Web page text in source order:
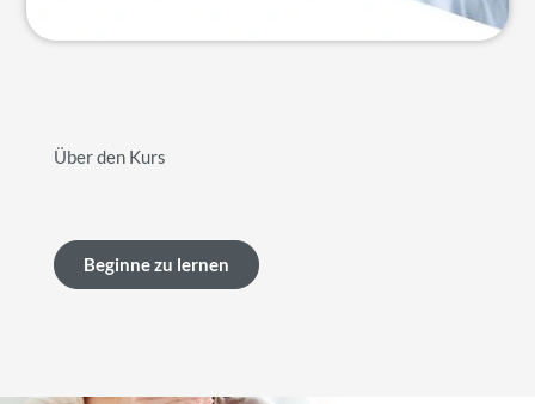
Über den Kurs
Beginne zu lernen